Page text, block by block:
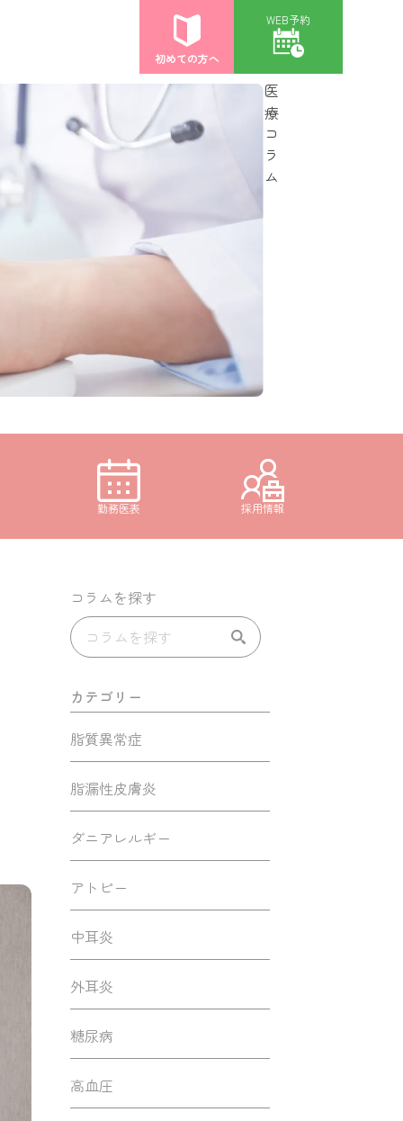
初めての方へ
WEB予約
医療コラム
勤務医表 採用情報
コラムを探す
カテゴリー
脂質異常症
脂漏性皮膚炎
ダニアレルギー
アトピー
中耳炎
外耳炎
糖尿病
高血圧